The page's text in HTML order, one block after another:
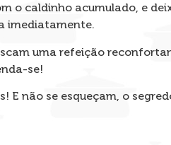
o caldinho acumulado, e
imediatamente.
uma refeição
se!
E não se esqueçam, o